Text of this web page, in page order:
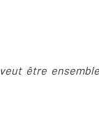
être